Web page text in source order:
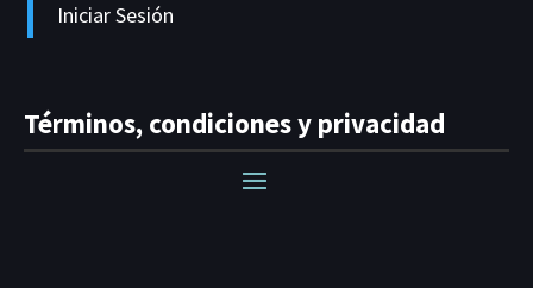
Iniciar Sesión
Términos, condiciones y privacidad